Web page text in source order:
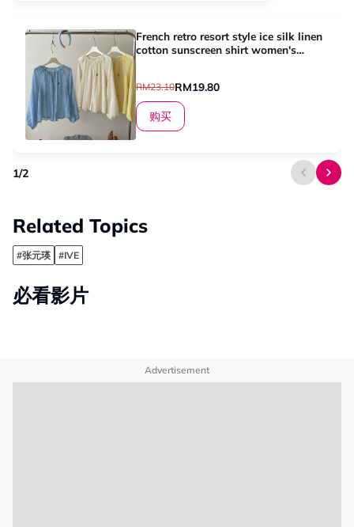
French retro resort style ice silk linen
cotton sunscreen shirt women's
RM23.10RM19.80
购买
1/2
Related Topics
#张元瑛 #IVE
必看影片
Advertisement